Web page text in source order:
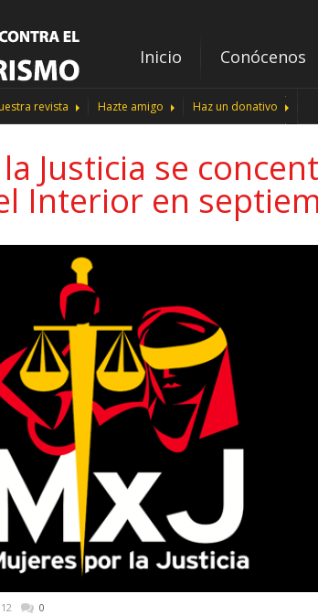
Inicio Conócenos
revista Hazte amigo Haz un donativo
Justicia se
Interior en
0